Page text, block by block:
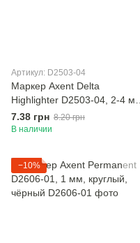
Артикул: D2503-04
Маркер Axent Delta
Highlighter D2503-04, 2-4 мм,
клиновидный зелёный
7.38 грн 8.20 грн
В наличии
−10%